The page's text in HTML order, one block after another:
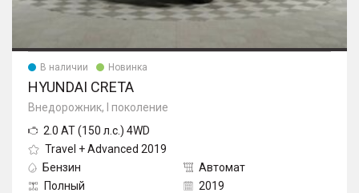
В наличии Новинка
HYUNDAI CRETA
Внедорожник, I поколение
2.0 AT (150 л.с.) 4WD
Travel + Advanced 2019
Бензин
Автомат
Полный
2019